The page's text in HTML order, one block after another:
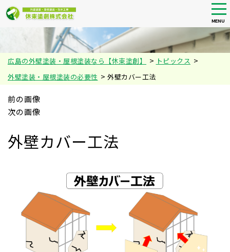
main
content
MENU
広島の外壁塗装・屋根塗装なら【休束塗創】 > トピックス >
外壁塗装・屋根塗装の必要性 > 外壁カバー工法
前の画像
次の画像
外壁カバー工法